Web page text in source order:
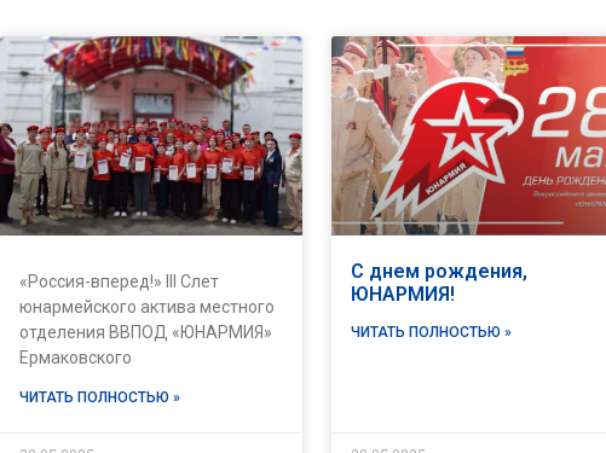
«Россия-вперед!» III Слет
юнармейского актива местного
отделения ВВПОД «ЮНАРМИЯ»
Ермаковского
ЧИТАТЬ ПОЛНОСТЬЮ »
С днем рождения,
ЮНАРМИЯ!
ЧИТАТЬ ПОЛНОСТЬЮ »